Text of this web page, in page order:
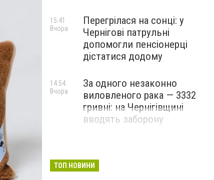
Перегрілася на сонці: у
Чернігові патрульні
допомогли пенсіонерці
дістатися додому
15:41
Вчора
За одного незаконно
виловленого рака — 3332
гривні: на Чернігівщині
вводять заборону
14:54
Вчора
ТОП НОВИНИ